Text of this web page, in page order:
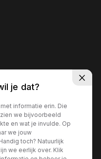
je dat?
informatie erin. Die
we bijvoorbeeld
en wat je invulde. Op
we jouw
toch? Natuurlijk
we eerlijk over. Klik